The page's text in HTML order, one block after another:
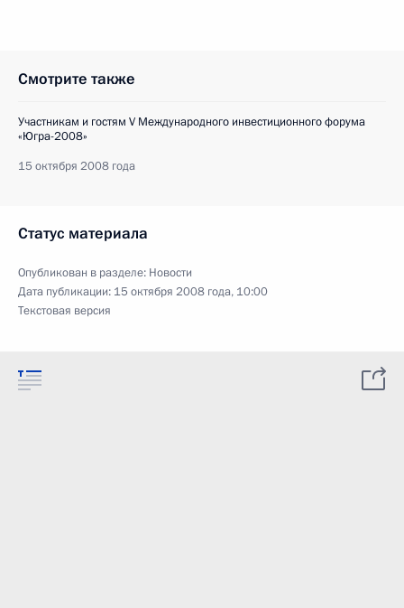
Смотрите также
Участникам и гостям V Международного инвестиционного форума
«Югра-2008»
15 октября 2008 года
Статус материала
Опубликован в разделе: Новости
Дата публикации: 15 октября 2008 года, 10:00
Текстовая версия